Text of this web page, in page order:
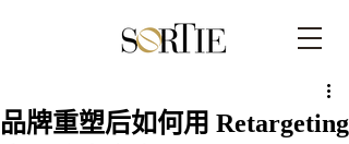
品牌重塑后如何用 Retargeting